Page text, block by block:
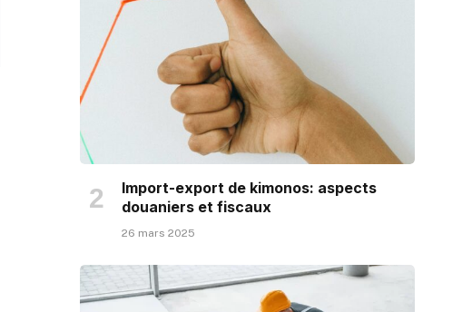
Import-export de kimonos: aspects
douaniers et fiscaux
26 mars 2025